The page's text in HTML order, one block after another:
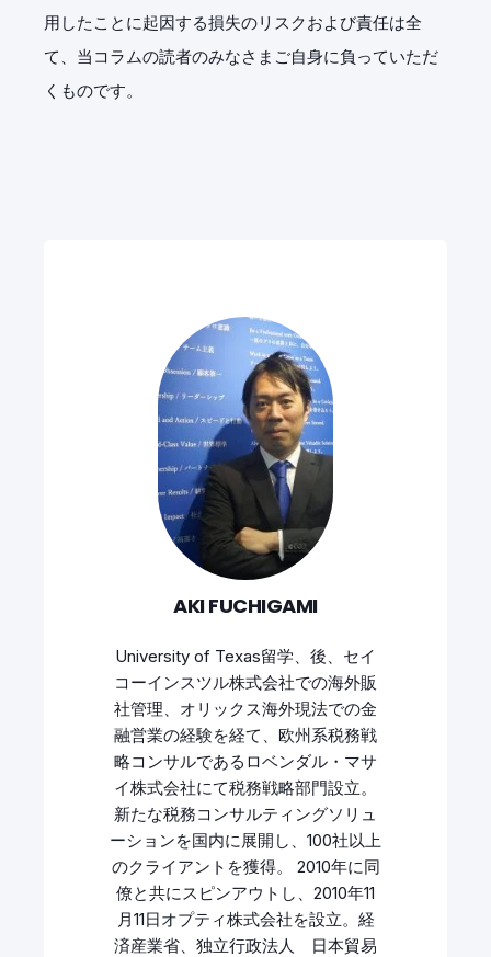
用したことに起因する損失のリスクおよび責任は全
て、当コラムの読者のみなさまご自身に負っていただ
くものです。
AKI FUCHIGAMI
University of Texas留学、後、セイ
コーインスツル株式会社での海外販
社管理、オリックス海外現法での金
融営業の経験を経て、欧州系税務戦
略コンサルであるロベンダル・マサ
イ株式会社にて税務戦略部門設立。
新たな税務コンサルティングソリュ
ーションを国内に展開し、100社以上
のクライアントを獲得。 2010年に同
僚と共にスピンアウトし、2010年11
月11日オプティ株式会社を設立。経
済産業省、独立行政法人 日本貿易